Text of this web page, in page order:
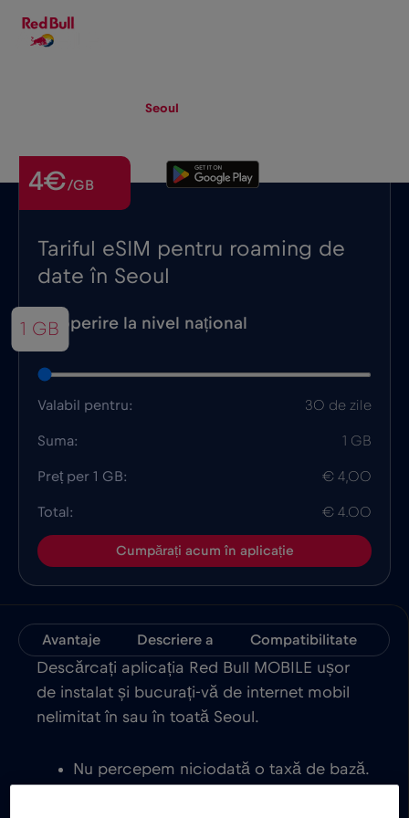
Seoul
Tariful eSIM pentru roaming de
date în Seoul
4€/GB
Acoperire la nivel național
1 GB
Valabil pentru: 30 de zile
Suma: 1 GB
Preț per 1 GB: € 4,00
Total: € 4.00
Cumpărați acum în aplicație
Avantaje Descriere a Compatibilitate
Descărcați aplicația Red Bull MOBILE ușor
de instalat și bucurați-vă de internet mobil
nelimitat în sau în toată Seoul.
Nu percepem niciodată o taxă de bază.